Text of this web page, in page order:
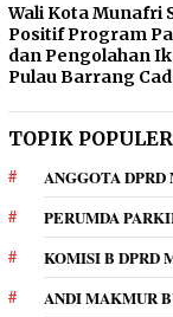
Wali Kota Munafri
Positif Program
dan Pengolahan
Pulau Barrang
TOPIK POPULER
ANGGOTA
PERUMDA
KOMISI B DPRD
ANDI MAKMUR